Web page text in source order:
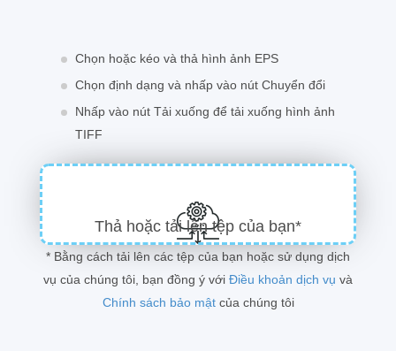
Chọn hoặc kéo và thả hình ảnh EPS
Chọn định dạng và nhấp vào nút Chuyển đổi
Nhấp vào nút Tải xuống để tải xuống hình ảnh
TIFF
Thả hoặc tải lên tệp của bạn*
* Bằng cách tải lên các tệp của bạn hoặc sử dụng dịch
vụ của chúng tôi, bạn đồng ý với Điều khoản dịch vụ và
Chính sách bảo mậtcủa chúng tôi